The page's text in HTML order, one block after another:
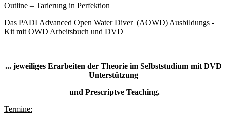
Outline – Tarierung in Perfektion
Das PADI Advanced Open Water Diver (AOWD) Ausbildungs -
Kit mit OWD Arbeitsbuch und DVD
... jeweiliges Erarbeiten der Theorie im Selbststudium mit DVD
Unterstützung
und Prescriptve Teaching.
Termine: